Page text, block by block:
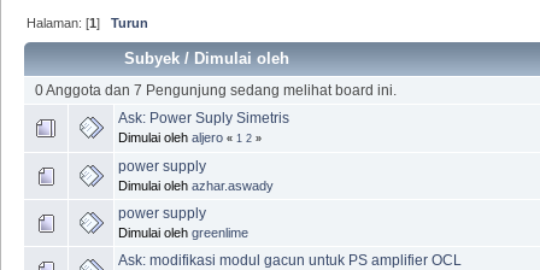
Halaman: [1]Turun
Subyek /Dimulai oleh
0 Anggota dan 7 Pengunjung sedang melihat board ini.
Ask: Power Suply Simetris
Dimulai oleh aljero « 1 2 »
power supply
Dimulai oleh azhar.aswady
power supply
Dimulai oleh greenlime
Ask: modifikasi modul gacun untuk PS amplifier OCL